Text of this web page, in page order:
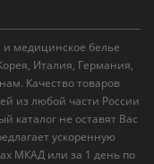
медицинское белье
Италия, Германия,
Качество товаров
из любой части России
каталог не оставят Вас
ускоренную
МКАД или за 1 день по